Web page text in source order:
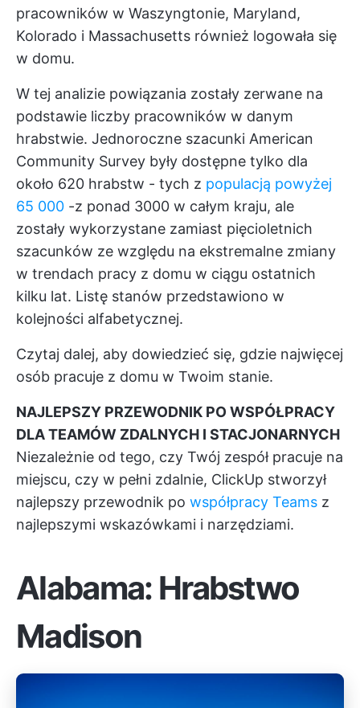
pracowników w Waszyngtonie, Maryland,
Kolorado i Massachusetts również logowała się
w domu.
W tej analizie powiązania zostały zerwane na
podstawie liczby pracowników w danym
hrabstwie. Jednoroczne szacunki American
Community Survey były dostępne tylko dla
około 620 hrabstw - tych z populacją powyżej
65 000 -z ponad 3000 w całym kraju, ale
zostały wykorzystane zamiast pięcioletnich
szacunków ze względu na ekstremalne zmiany
w trendach pracy z domu w ciągu ostatnich
kilku lat. Listę stanów przedstawiono w
kolejności alfabetycznej.
Czytaj dalej, aby dowiedzieć się, gdzie najwięcej
osób pracuje z domu w Twoim stanie.
NAJLEPSZY PRZEWODNIK PO WSPÓŁPRACY
DLA TEAMÓW ZDALNYCH I STACJONARNYCH
Niezależnie od tego, czy Twój zespół pracuje na
miejscu, czy w pełni zdalnie, ClickUp stworzył
najlepszy przewodnik po współpracy Teams z
najlepszymi wskazówkami i narzędziami.
Alabama: Hrabstwo
Madison